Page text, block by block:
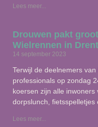
Lees meer...
Drouwen pakt
Wielrennen in
14 september 2023
Terwijl de deelnemers
professionals op zondag
koersen zijn alle
dorpslunch, fietsspelletjes
Lees meer...